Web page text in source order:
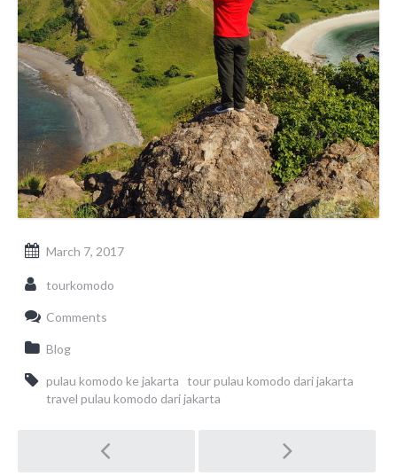
March 7, 2017
tourkomodo
Comments
Blog
pulau komodo ke jakarta tour pulau komodo dari jakarta
travel pulau komodo dari jakarta
Post